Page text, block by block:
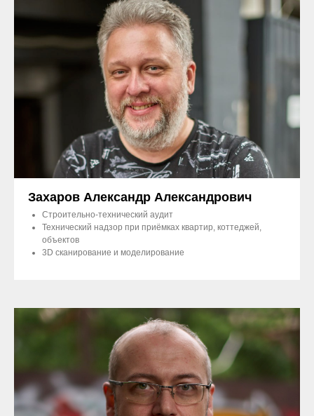
Захаров Александр Александрович
Строительно-технический аудит
Технический надзор при приёмках квартир, коттеджей,
объектов
3D сканирование и моделирование